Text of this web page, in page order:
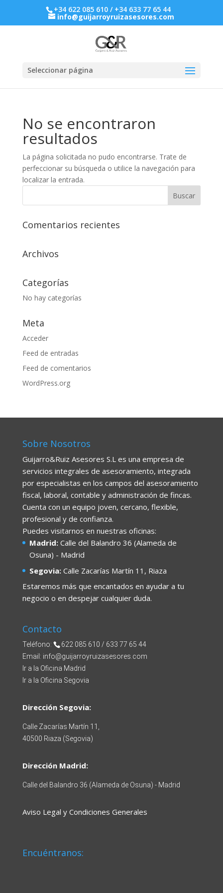
+34 622 085 610 / +34 633 77 65 44
info@guijarroyruizasesores.com
Seleccionar página
No se encontraron
resultados
La página solicitada no pudo encontrarse. Trate de
perfeccionar su búsqueda o utilice la navegación para
localizar la entrada.
Comentarios recientes
Archivos
Categorías
No hay categorías
Meta
Acceder
Feed de entradas
Feed de comentarios
WordPress.org
Sobre Nosotros
Guijarro&Ruiz Asesores S.L es una empresa de
servicios integrales de asesoramiento, integrada
por especialistas en los campos del asesoramiento
fiscal, laboral, contable y administración de fincas.
Cuenta con un equipo joven, cercano, flexible,
profesional y de confianza.
Puedes visitarnos en nuestras oficinas:
Madrid:Calle del Balandro 36 (Alameda de
Osuna) - Madrid
Segovia:Calle Zacarías Martín 11, Riaza
Estaremos más que encantados en ayudar a tu
negocio o en despejar cualquier duda.
Contacto
Teléfono:
622 085 610 / 633 77 65 44
Email: info@guijarroyruizasesores.com
Ir a la Oficina Madrid
Ir a la Oficina Segovia
Dirección Segovia:
Calle Zacarías Martín 11,
40500 Riaza (Segovia)
Dirección Madrid:
Calle del Balandro 36 (Alameda de Osuna) - Madrid
Aviso Legal y Condiciones Generales
Encuéntranos: